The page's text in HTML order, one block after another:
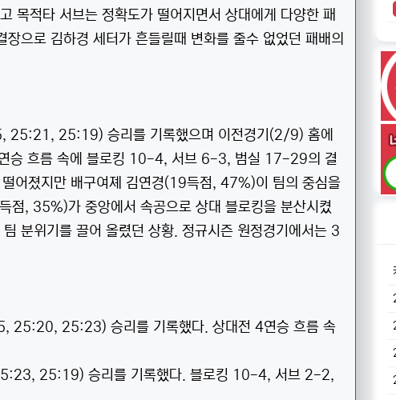
목적타 서브는 정확도가 떨어지면서 상대에게 다양한 패
으로 김하경 세터가 흔들릴때 변화를 줄수 없었던 패배의
25:19) 승리를 기록했으며 이전경기(2/9) 홈에
승 흐름 속에 블로킹 10-4, 서브 6-3, 범실 17-29의 결
어졌지만 배구여졔 김연경(19득점, 47%)이 팀의 중심을
, 35%)가 중앙에서 속공으로 상대 블로킹을 분산시켰
분위기를 끌어 올렸던 상황. 정규시즌 원정경기에서는 3
25:23) 승리를 기록했다. 상대전 4연승 흐름 속
25:19) 승리를 기록했다. 블로킹 10-4, 서브 2-2,